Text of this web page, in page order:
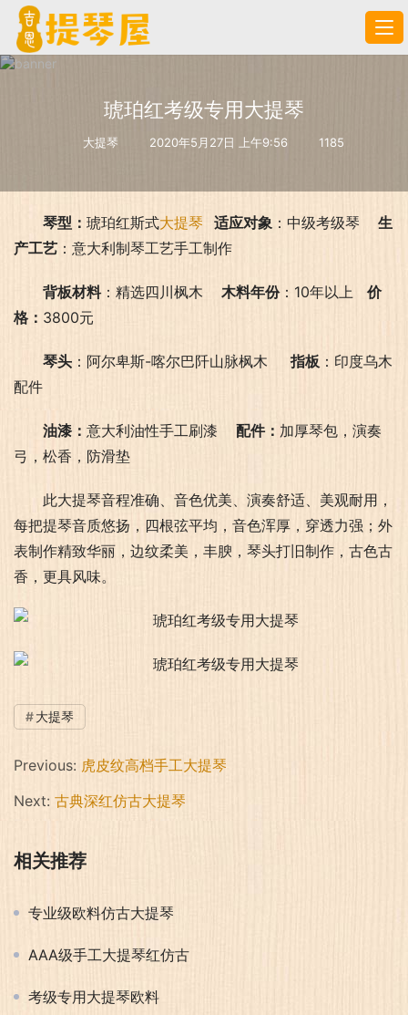
琥珀红考级专用大提琴
大提琴 2020年5月27日 上午9:56 1185
琴型： 琥珀红斯式大提琴 适应对象 ：中级考级琴 生
产工艺 ：意大利制琴工艺手工制作
背板材料：精选四川枫木 木料年份：10年以上 价
格： 3800元
琴头 ：阿尔卑斯-喀尔巴阡山脉枫木 指板 ：印度乌木
配件
油漆： 意大利油性手工刷漆 配件： 加厚琴包，演奏
弓，松香，防滑垫
此大提琴音程准确、音色优美、演奏舒适、美观耐用，
每把提琴音质悠扬，四根弦平均，音色浑厚，穿透力强；外
表制作精致华丽，边纹柔美，丰腴，琴头打旧制作，古色古
香，更具风味。
大提琴
Previous: 虎皮纹高档手工大提琴
Next: 古典深红仿古大提琴
相关推荐
专业级欧料仿古大提琴
AAA级手工大提琴红仿古
考级专用大提琴欧料